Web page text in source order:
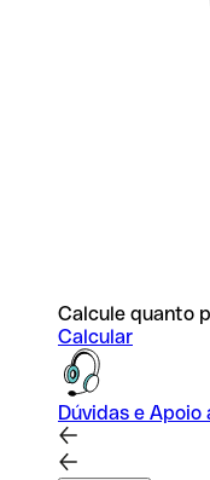
Calcule quanto
Calcular
Dúvidas e Apoio